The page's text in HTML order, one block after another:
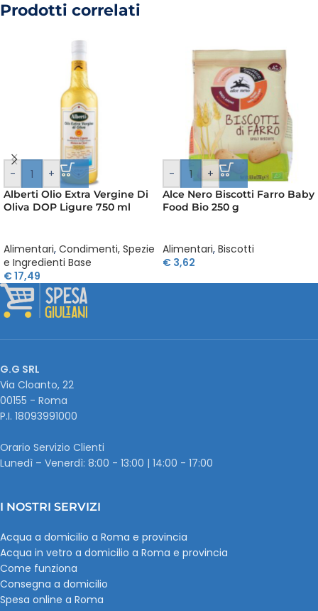
Prodotti correlati
- +
Alberti Olio Extra Vergine Di
Oliva DOP Ligure 750 ml
Alimentari, Condimenti, Spezie
e Ingredienti Base
€17,49
- +
Alce Nero Biscotti Farro Baby
Food Bio 250 g
Alimentari, Biscotti
€ 3,62
G.G SRL
Via Cloanto, 22
00155 - Roma
P.I. ‭18093991000
Orario Servizio Clienti
Lunedì – Venerdì: 8:00 - 13:00 | 14:00 - 17:00
I NOSTRI SERVIZI
Acqua a domicilio a Roma e provincia
Acqua in vetro a domicilio a Roma e provincia
Come funziona
Consegna a domicilio
Spesa online a Roma